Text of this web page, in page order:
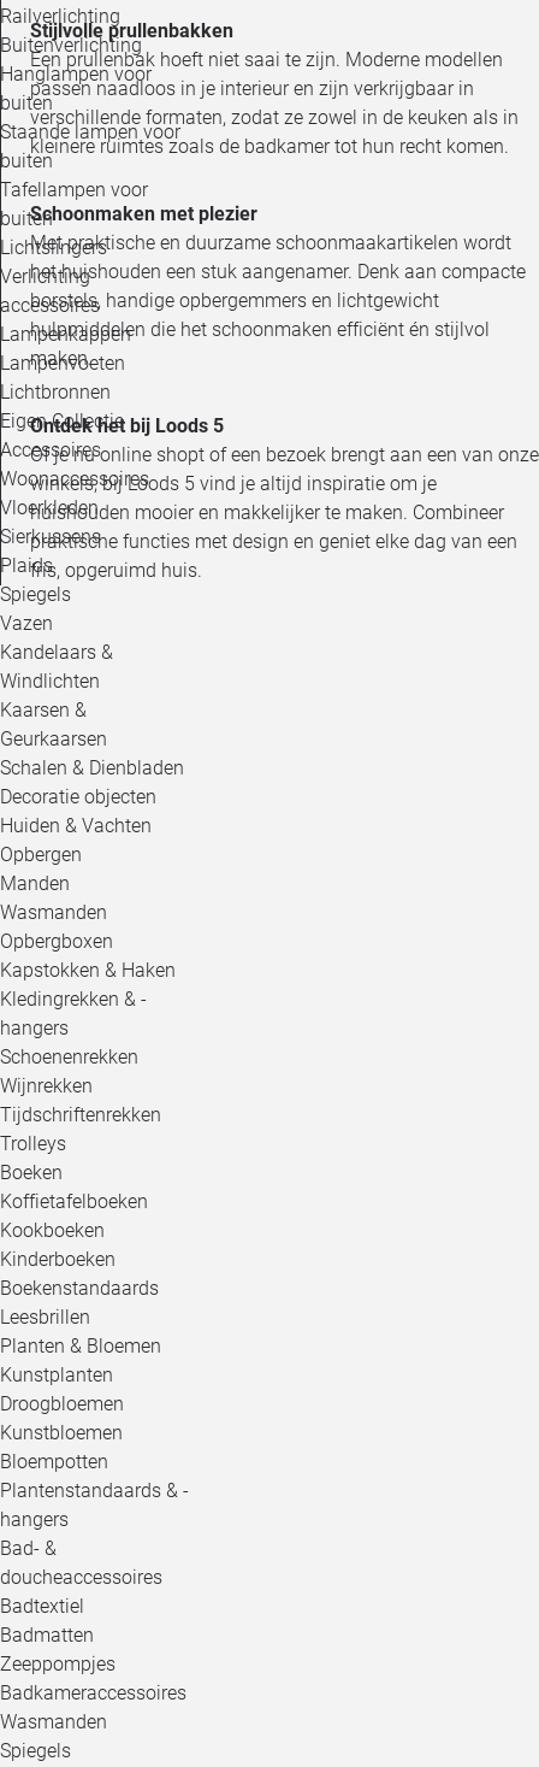
Railverlichting
Buitenverlichting
Hanglampen voor
buiten
Staande lampen voor
buiten
Tafellampen voor
buiten
Lichtslingers
Verlichting
accessoires
Lampenkappen
Lampenvoeten
Lichtbronnen
Eigen Collectie
Accessoires
Woonaccessoires
Vloerkleden
Sierkussens
Plaids
Spiegels
Vazen
Kandelaars &
Windlichten
Kaarsen &
Geurkaarsen
Schalen & Dienbladen
Decoratie objecten
Huiden & Vachten
Opbergen
Manden
Wasmanden
Opbergboxen
Kapstokken & Haken
Kledingrekken & -
hangers
Schoenenrekken
Wijnrekken
Tijdschriftenrekken
Trolleys
Boeken
Koffietafelboeken
Kookboeken
Kinderboeken
Boekenstandaards
Leesbrillen
Planten & Bloemen
Kunstplanten
Droogbloemen
Kunstbloemen
Bloempotten
Plantenstandaards & -
hangers
Bad- &
doucheaccessoires
Badtextiel
Badmatten
Zeeppompjes
Badkameraccessoires
Wasmanden
Spiegels
Stijlvolle prullenbakken
Een prullenbak hoeft niet saai te zijn. Moderne modellen
passen naadloos in je interieur en zijn verkrijgbaar in
verschillende formaten, zodat ze zowel in de keuken als in
kleinere ruimtes zoals de badkamer tot hun recht komen.
Schoonmaken met plezier
Met praktische en duurzame schoonmaakartikelen wordt
het huishouden een stuk aangenamer. Denk aan compacte
borstels, handige opbergemmers en lichtgewicht
hulpmiddelen die het schoonmaken efficiënt én stijlvol
maken.
Ontdek het bij Loods 5
Of je nu online shopt of een bezoek brengt aan een van onze
winkels, bij Loods 5 vind je altijd inspiratie om je
huishouden mooier en makkelijker te maken. Combineer
praktische functies met design en geniet elke dag van een
fris, opgeruimd huis.